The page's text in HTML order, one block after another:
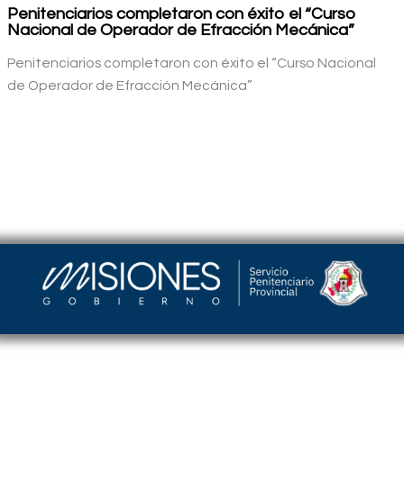
Penitenciarios completaron con éxito el “Curso
Nacional de Operador de Efracción Mecánica”
Penitenciarios completaron con éxito el “Curso Nacional
de Operador de Efracción Mecánica”